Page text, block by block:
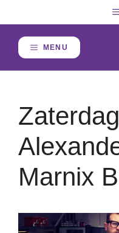
to
content
MENU
Marnix